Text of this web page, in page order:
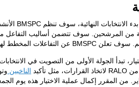
الانتخابات النهائية، سوف تنظم BMSPC
من المرشحين. سوف تتضمن أساليب
سوف تعلن BMSPC عن التفاعلات المخطط
من RALO لاتخاذ القرارات، مثل تأكيد الناخبين